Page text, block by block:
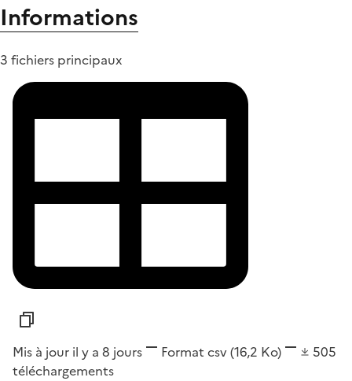
Informations
3 fichiers principaux
Mis à jour il y a 8 jours Format csv(16,2 Ko)
505
téléchargements